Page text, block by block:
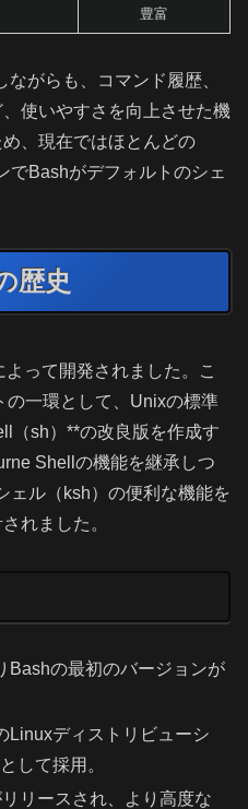
豊富
がらも、コマンド履歴、
使いやすさを向上させた機
、現在ではほとんどの
でBashがデフォルトのシェ
歴史
よって開発されました。こ
の一環として、Unixの標準
（sh）**の改良版を作成す
Shellの機能を継承しつ
ェル（ksh）の便利な機能を
れました。
Bashの最初のバージョンが
Linuxディストリビューシ
して採用。
リリースされ、より高度な